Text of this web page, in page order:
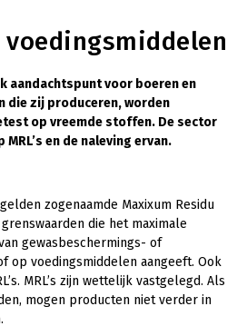
voedingsmiddelen
aandachtspunt voor boeren en
die zij produceren, worden
op vreemde stoffen. De sector
en de naleving ervan.
zogenaamde Maxixum Residu
grenswaarden die het maximale
gewasbeschermings- of
op voedingsmiddelen aangeeft. Ook
MRL’s zijn wettelijk vastgelegd. Als
mogen producten niet verder in